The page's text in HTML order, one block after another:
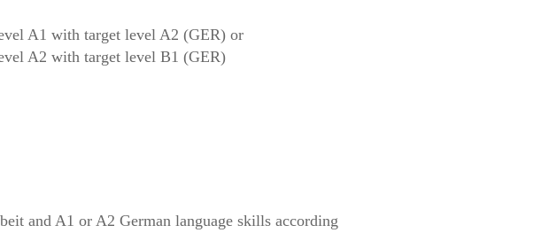
A1 with target level A2 (GER) or
A2 with target level B1 (GER)
and A1 or A2 German language skills according